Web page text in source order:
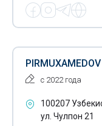
с 2022 года
100207
ул. Чулпон 21